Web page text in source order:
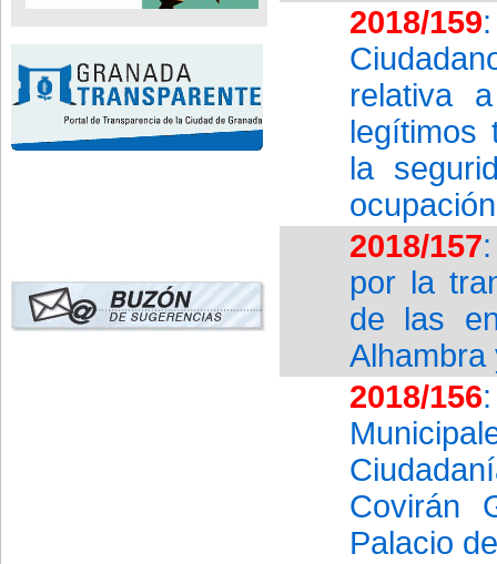
2018/159
relativa
legítimos
la
2018/157
por la
de las
Alhambra
2018/156
Covirán
Palacio